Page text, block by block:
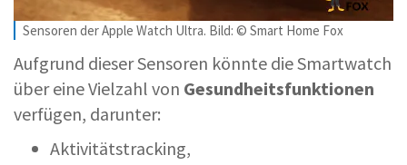
Sensoren der Apple Watch Ultra. Bild: © Smart Home Fox
Aufgrund dieser Sensoren könnte die Smartwatch
über eine Vielzahl von Gesundheitsfunktionen
verfügen, darunter:
Aktivitätstracking,